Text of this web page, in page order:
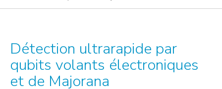
Détection ultrarapide par
qubits volants électroniques
et de Majorana